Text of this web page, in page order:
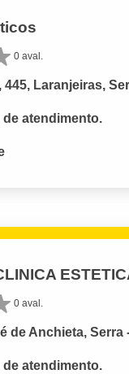
0 aval.
Laranjeiras,
atendimento.
0 aval.
de Anchieta, Serra
atendimento.